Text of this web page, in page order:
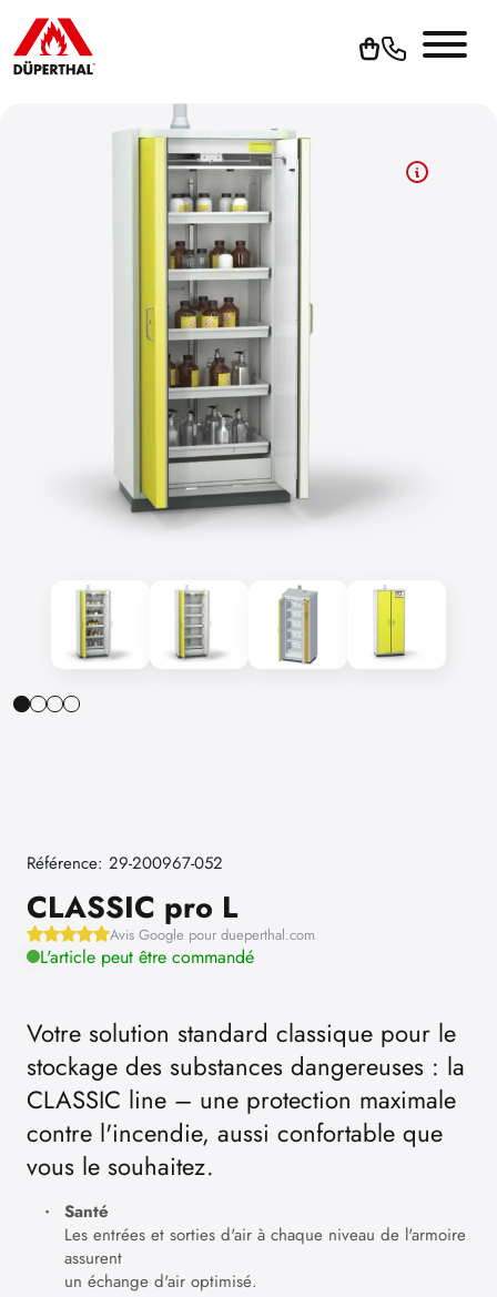
Référence: 29-200967-052
CLASSIC pro L
Avis Google pour dueperthal.com
L'article peut être commandé
Votre solution standard classique pour le
stockage des substances dangereuses : la
CLASSIC line – une protection maximale
contre l'incendie, aussi confortable que
vous le souhaitez.
Santé
Les entrées et sorties d'air à chaque niveau de l'armoire
assurent
un échange d'air optimisé.